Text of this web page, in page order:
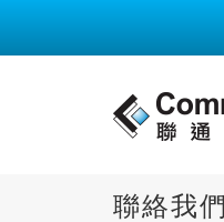
聯絡我們